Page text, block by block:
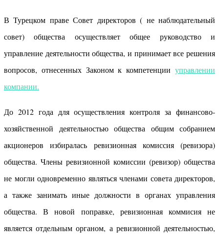
В Турецком праве Совет директоров ( не наблюдательный
совет) общества осуществляет общее руководство и
управление деятельности общества, и принимает все решения
вопросов, отнесенных Законом к компетенции управлении
компании.
До 2012 года для осуществления контроля за финансово-
хозяйственной деятельностью общества общим собранием
акционеров избиралась ревизионная комиссия (ревизора)
общества. Члены ревизионной комиссии (ревизор) общества
не могли одновременно являться членами совета директоров,
а также занимать иные должности в органах управления
общества. В новой поправке, ревизионная коммисия не
является отдельным органом, а ревизионной деятельностью,